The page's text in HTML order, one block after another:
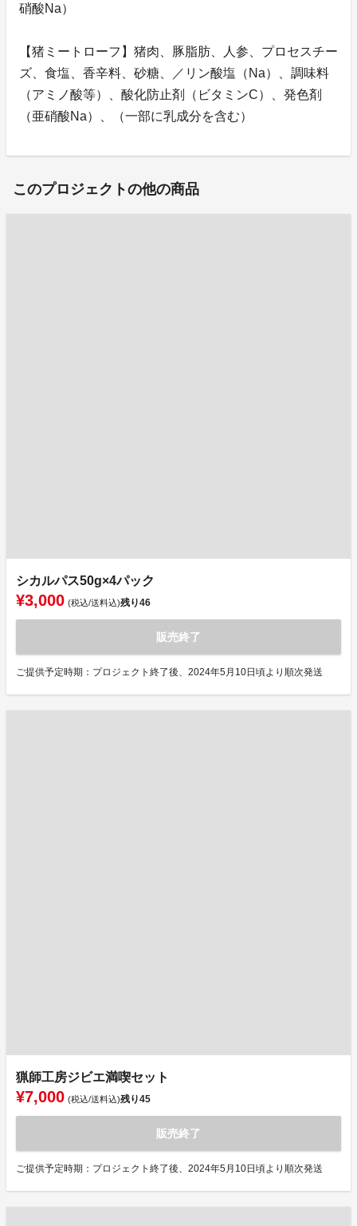
硝酸Na）
【猪ミートローフ】猪肉、豚脂肪、人参、プロセスチー
ズ、食塩、香辛料、砂糖、／リン酸塩（Na）、調味料
（アミノ酸等）、酸化防止剤（ビタミンC）、発色剤
（亜硝酸Na）、（一部に乳成分を含む）
このプロジェクトの他の商品
シカルパス50g×4パック
¥3,000 (税込/送料込)残り46
販売終了
ご提供予定時期：プロジェクト終了後、2024年5月10日頃より順次発送
猟師工房ジビエ満喫セット
¥7,000 (税込/送料込)残り45
販売終了
ご提供予定時期：プロジェクト終了後、2024年5月10日頃より順次発送